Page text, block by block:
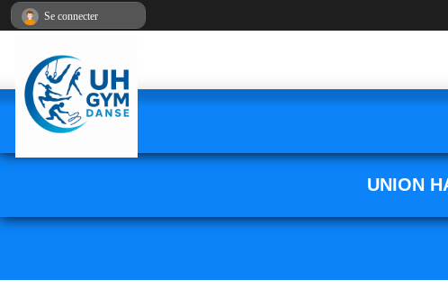
UNION
Se connecter
Panneau de gestion des cookies